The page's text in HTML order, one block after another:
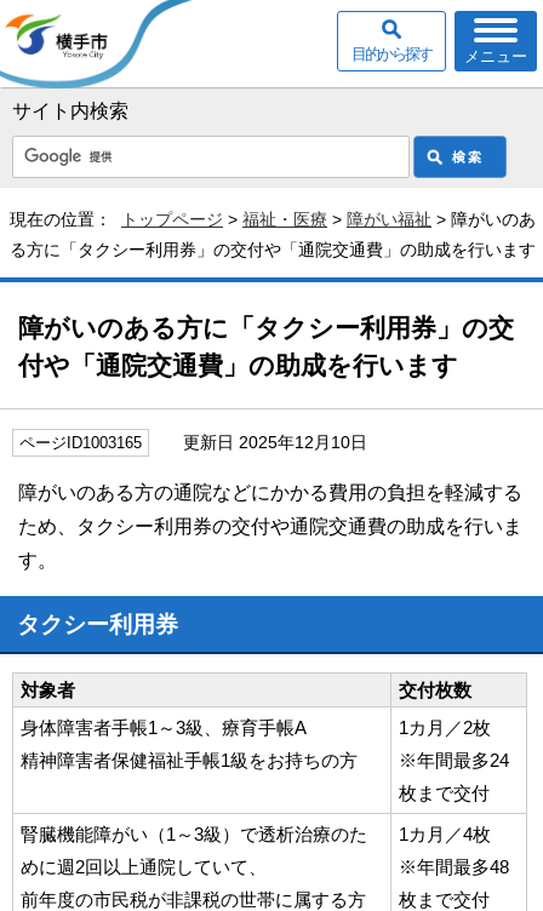
サイト内検索
メニュー
目的から探す
現在の位置： トップページ > 福祉・医療 > 障がい福祉 > 障がいのあ
る方に「タクシー利用券」の交付や「通院交通費」の助成を行います
障がいのある方に「タクシー利用券」の交
付や「通院交通費」の助成を行います
ページID1003165 更新日 2025年12月10日
障がいのある方の通院などにかかる費用の負担を軽減する
ため、タクシー利用券の交付や通院交通費の助成を行いま
す。
タクシー利用券
対象者
交付枚数
身体障害者手帳1～3級、療育手帳A
精神障害者保健福祉手帳1級をお持ちの方
1カ月／2枚
※年間最多24
枚まで交付
腎臓機能障がい（1～3級）で透析治療のた
めに週2回以上通院していて、
前年度の市民税が非課税の世帯に属する方
1カ月／4枚
※年間最多48
枚まで交付